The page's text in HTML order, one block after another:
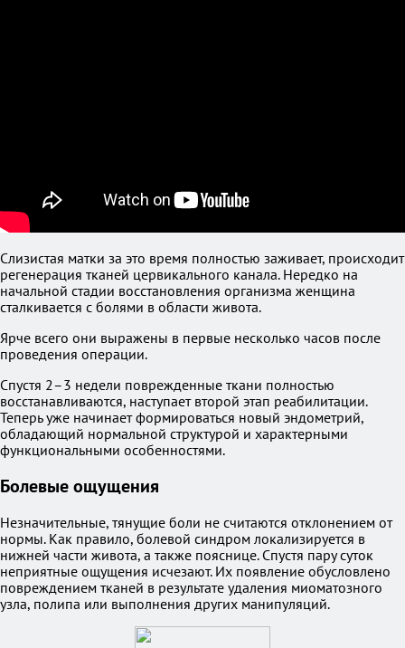
Слизистая матки за это время полностью заживает, происходит
регенерация тканей цервикального канала. Нередко на
начальной стадии восстановления организма женщина
сталкивается с болями в области живота.
Ярче всего они выражены в первые несколько часов после
проведения операции.
Спустя 2–3 недели поврежденные ткани полностью
восстанавливаются, наступает второй этап реабилитации.
Теперь уже начинает формироваться новый эндометрий,
обладающий нормальной структурой и характерными
функциональными особенностями.
Болевые ощущения
Незначительные, тянущие боли не считаются отклонением от
нормы. Как правило, болевой синдром локализируется в
нижней части живота, а также пояснице. Спустя пару суток
неприятные ощущения исчезают. Их появление обусловлено
повреждением тканей в результате удаления миоматозного
узла, полипа или выполнения других манипуляций.